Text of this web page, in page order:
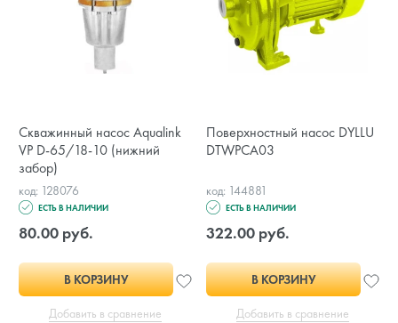
Скважинный насос Aqualink
VP D-65/18-10 (нижний
забор)
код: 128076
ЕСТЬ В НАЛИЧИИ
80.00 руб.
В КОРЗИНУ
Добавить в сравнение
Поверхностный насос DYLLU
DTWPCA03
код: 144881
ЕСТЬ В НАЛИЧИИ
322.00 руб.
В КОРЗИНУ
Добавить в сравнение